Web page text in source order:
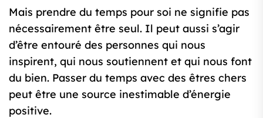
Mais prendre du temps pour soi ne signifie pas
nécessairement être seul. Il peut aussi s’agir
d’être entouré des personnes qui nous
inspirent, qui nous soutiennent et qui nous font
du bien. Passer du temps avec des êtres chers
peut être une source inestimable d’énergie
positive.